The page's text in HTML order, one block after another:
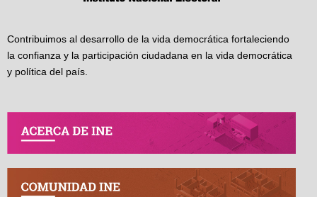
Contribuimos al desarrollo de la vida democrática fortaleciendo
la confianza y la participación ciudadana en la vida democrática
y política del país.